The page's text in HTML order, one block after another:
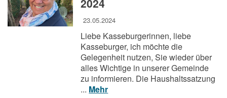
23.05.2024
Liebe Kasseburgerinnen, liebe
Kasseburger, ich möchte die
Gelegenheit nutzen, Sie wieder über
alles Wichtige in unserer Gemeinde
zu informieren. Die Haushaltssatzung
... Mehr